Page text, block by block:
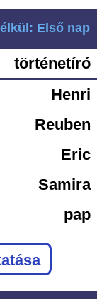
Első nap
történetíró
Henri
Reuben
Eric
Samira
pap